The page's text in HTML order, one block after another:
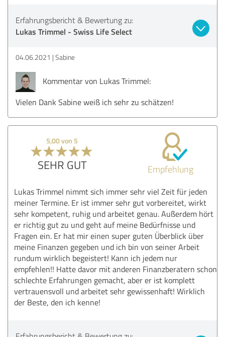
Erfahrungsbericht & Bewertung zu:
Lukas Trimmel - Swiss Life Select
04.06.2021 Sabine
Kommentar von Lukas Trimmel:
Vielen Dank Sabine weiß ich sehr zu schätzen!
5,00 von 5
SEHR GUT Empfehlung
Lukas Trimmel nimmt sich immer sehr viel Zeit für jeden
meiner Termine. Er ist immer sehr gut vorbereitet, wirkt
sehr kompetent, ruhig und arbeitet genau. Außerdem hört
er richtig gut zu und geht auf meine Bedürfnisse und
Fragen ein. Er hat mir einen super guten Überblick über
meine Finanzen gegeben und ich bin von seiner Arbeit
rundum wirklich begeistert! Kann ich jedem nur
empfehlen!! Hatte davor mit anderen Finanzberatern schon
schlechte Erfahrungen gemacht, aber er ist komplett
vertrauensvoll und arbeitet sehr gewissenhaft! Wirklich
der Beste, den ich kenne!